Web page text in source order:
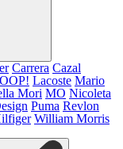
Carrera Cazal
Lacoste Mario
Mori MO Nicoleta
Puma Revlon
William Morris